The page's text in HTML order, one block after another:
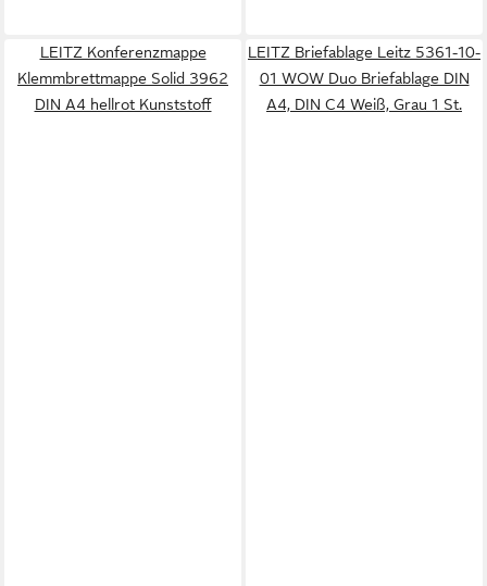
LEITZ Konferenzmappe
Klemmbrettmappe Solid 3962
DIN A4 hellrot Kunststoff
LEITZ Briefablage Leitz 5361-10-
01 WOW Duo Briefablage DIN
A4, DIN C4 Weiß, Grau 1 St.